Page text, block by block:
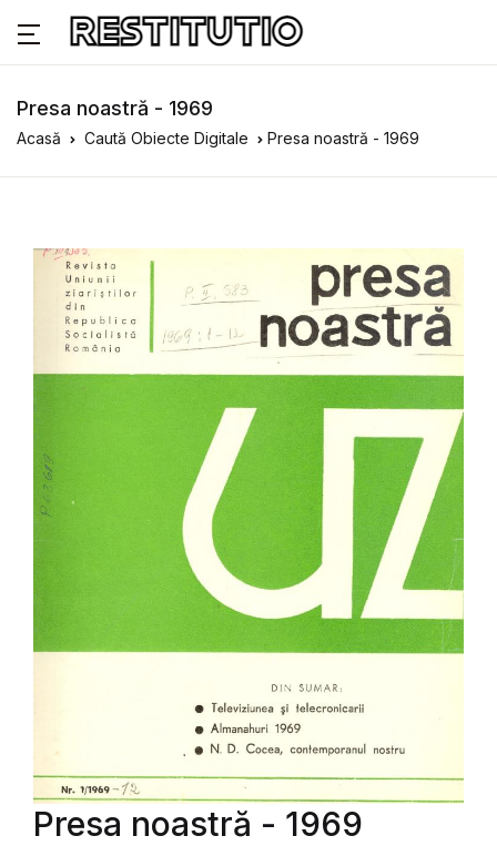
Presa noastră - 1969
Acasă Caută Obiecte Digitale Presa noastră - 1969
Presa noastră - 1969